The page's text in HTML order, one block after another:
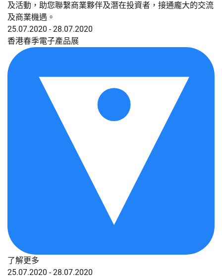
及活動，助您聯繫商業夥伴及潛在投資者，接通龐大的交流
及商業機遇。
25.07.2020 - 28.07.2020
香港春季電子產品展
了解更多
25.07.2020 - 28.07.2020